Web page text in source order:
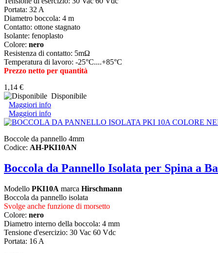
Portata: 32 A
Diametro boccola: 4 m
Contatto: ottone stagnato
Isolante: fenoplasto
Colore: nero
Resistenza di contatto: 5mΩ
Temperatura di lavoro: -25°C....+85°C
Prezzo netto per quantità
1,14 €
Disponibile
Maggiori info
Maggiori info
Boccole da pannello 4mm
Codice: AH-PKI10AN
Boccola da Pannello Isolata per Spina a
Modello PKI10A marca Hirschmann
Boccola da pannello isolata
Svolge anche funzione di morsetto
Colore: nero
Diametro interno della boccola: 4 mm
Tensione d'esercizio: 30 Vac 60 Vdc
Portata: 16 A